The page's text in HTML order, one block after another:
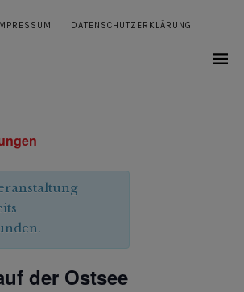
DATENSCHUTZERKLÄRUNG
der Ostsee